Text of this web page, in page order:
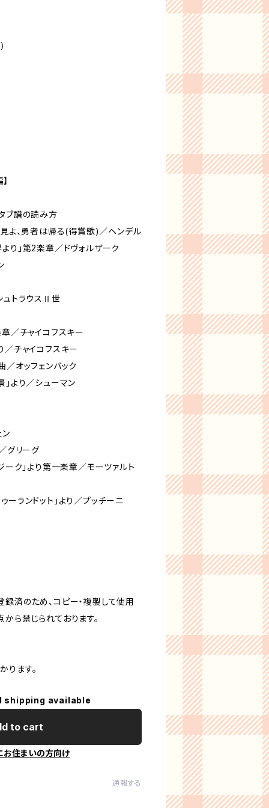
ブ譜の読み方
見よ、勇者は帰る(得賞歌)／ヘンデル
り」第2楽章／ドヴォルザーク
ュトラウスⅡ世
／チャイコフスキー
／チャイコフスキー
／オッフェンバック
」より／シューマン
グリーグ
ーク」より第一楽章／モーツァルト
ーランドット」より／プッチーニ
済のため、コピー・複製して使用
ら禁じられております。
ます。
shipping available
to cart
お住まいの方向け
通報する